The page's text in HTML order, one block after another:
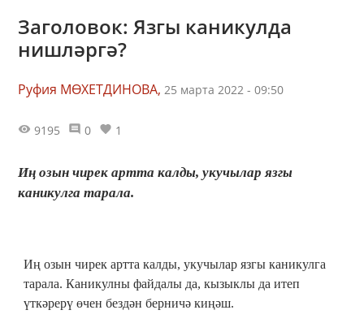
Заголовок: Язгы каникулда
нишләргә?
Руфия МӨХЕТДИНОВА, 25 марта 2022 - 09:50
9195 0 1
Иң озын чирек артта калды, укучылар язгы
каникулга тарала.
Иң озын чирек артта калды, укучылар язгы каникулга
тарала. Каникулны файдалы да, кызыклы да итеп
үткәрерү өчен бездән берничә киңәш.